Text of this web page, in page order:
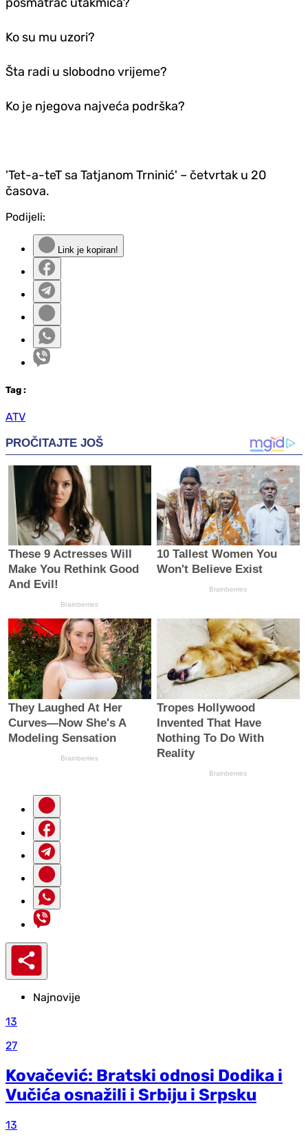
Ko su mu uzori?
Šta radi u slobodno vrijeme?
Ko je njegova najveća podrška?
'Tet-a-teT sa Tatjanom Trninić' – četvrtak u 20
časova.
Podijeli:
Link je kopiran!
Tag :
ATV
Najnovije
13
27
Kovačević: Bratski odnosi Dodika i
Vučića osnažili i Srbiju i Srpsku
13